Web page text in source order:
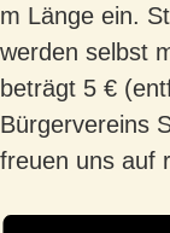
m Länge ein.
werden selbst
beträgt 5 €
Bürgervereins
freuen uns auf